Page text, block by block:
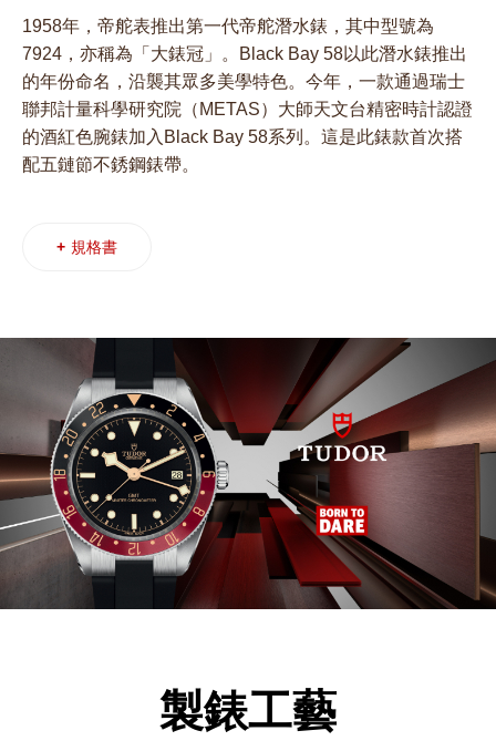
1958年，帝舵表推出第一代帝舵潛水錶，其中型號為
7924，亦稱為「大錶冠」。Black Bay 58以此潛水錶推出
的年份命名，沿襲其眾多美學特色。今年，一款通過瑞士
聯邦計量科學研究院（METAS）大師天文台精密時計認證
的酒紅色腕錶加入Black Bay 58系列。這是此錶款首次搭
配五鏈節不銹鋼錶帶。
+ 規格書
製錶工藝